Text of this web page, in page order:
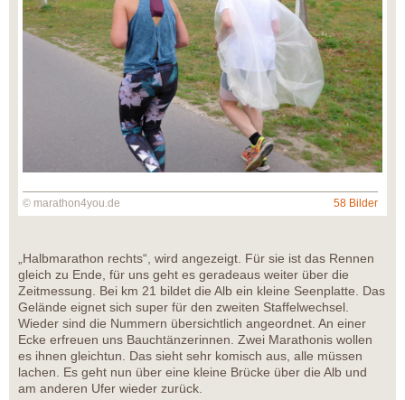
© marathon4you.de 58 Bilder
„Halbmarathon rechts“, wird angezeigt. Für sie ist das Rennen
gleich zu Ende, für uns geht es geradeaus weiter über die
Zeitmessung. Bei km 21 bildet die Alb ein kleine Seenplatte. Das
Gelände eignet sich super für den zweiten Staffelwechsel.
Wieder sind die Nummern übersichtlich angeordnet. An einer
Ecke erfreuen uns Bauchtänzerinnen. Zwei Marathonis wollen
es ihnen gleichtun. Das sieht sehr komisch aus, alle müssen
lachen. Es geht nun über eine kleine Brücke über die Alb und
am anderen Ufer wieder zurück.